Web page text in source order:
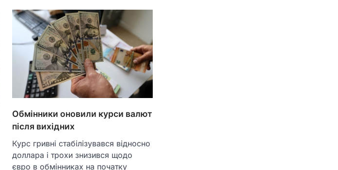
Обмінники оновили курси валют
після вихідних
Курс гривні стабілізувався відносно
доллара і трохи знизився щодо
євро в обмінниках на початку